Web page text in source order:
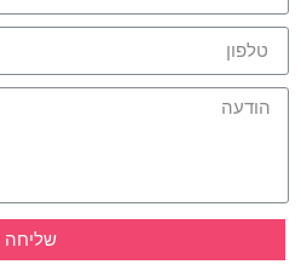
שליחה